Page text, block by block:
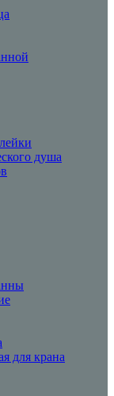
душа
для крана